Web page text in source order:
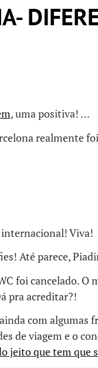
, uma positiva! …
realmente
internacional! Viva!
Até parece,
foi cancelado. O
pra acreditar?!
com algumas
de viagem e o
jeito que tem que